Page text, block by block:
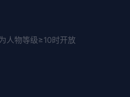
人物等级≥10时开放